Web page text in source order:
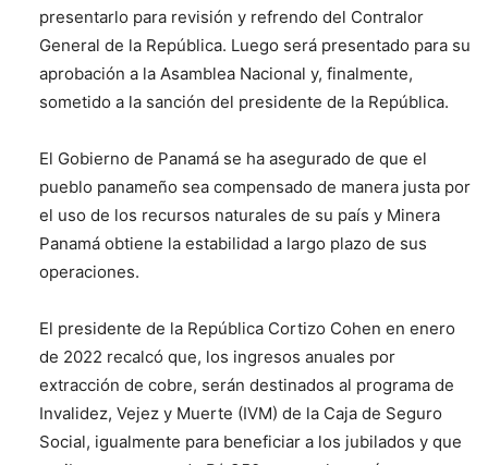
presentarlo para revisión y refrendo del Contralor
General de la República. Luego será presentado para su
aprobación a la Asamblea Nacional y, finalmente,
sometido a la sanción del presidente de la República.
El Gobierno de Panamá se ha asegurado de que el
pueblo panameño sea compensado de manera justa por
el uso de los recursos naturales de su país y Minera
Panamá obtiene la estabilidad a largo plazo de sus
operaciones.
El presidente de la República Cortizo Cohen en enero
de 2022 recalcó que, los ingresos anuales por
extracción de cobre, serán destinados al programa de
Invalidez, Vejez y Muerte (IVM) de la Caja de Seguro
Social, igualmente para beneficiar a los jubilados y que